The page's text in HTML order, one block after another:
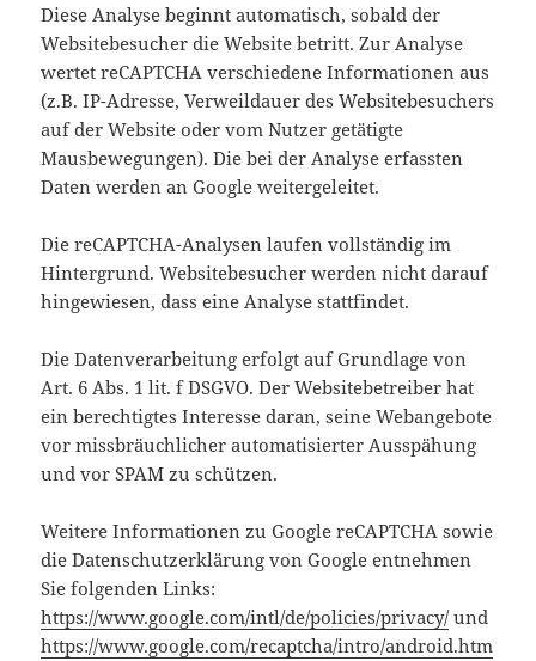
Diese Analyse beginnt automatisch, sobald der
Websitebesucher die Website betritt. Zur Analyse
wertet reCAPTCHA verschiedene Informationen aus
(z.B. IP-Adresse, Verweildauer des Websitebesuchers
auf der Website oder vom Nutzer getätigte
Mausbewegungen). Die bei der Analyse erfassten
Daten werden an Google weitergeleitet.
Die reCAPTCHA-Analysen laufen vollständig im
Hintergrund. Websitebesucher werden nicht darauf
hingewiesen, dass eine Analyse stattfindet.
Die Datenverarbeitung erfolgt auf Grundlage von
Art. 6 Abs. 1 lit. f DSGVO. Der Websitebetreiber hat
ein berechtigtes Interesse daran, seine Webangebote
vor missbräuchlicher automatisierter Ausspähung
und vor SPAM zu schützen.
Weitere Informationen zu Google reCAPTCHA sowie
die Datenschutzerklärung von Google entnehmen
Sie folgenden Links:
https://www.google.com/intl/de/policies/privacy/und
https://www.google.com/recaptcha/intro/android.htm